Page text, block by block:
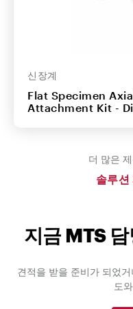
신장계
Flat Specimen
Attachment Kit -
더 많은
솔루션
지금 MTS
견적을 받을 준비가 되었
도